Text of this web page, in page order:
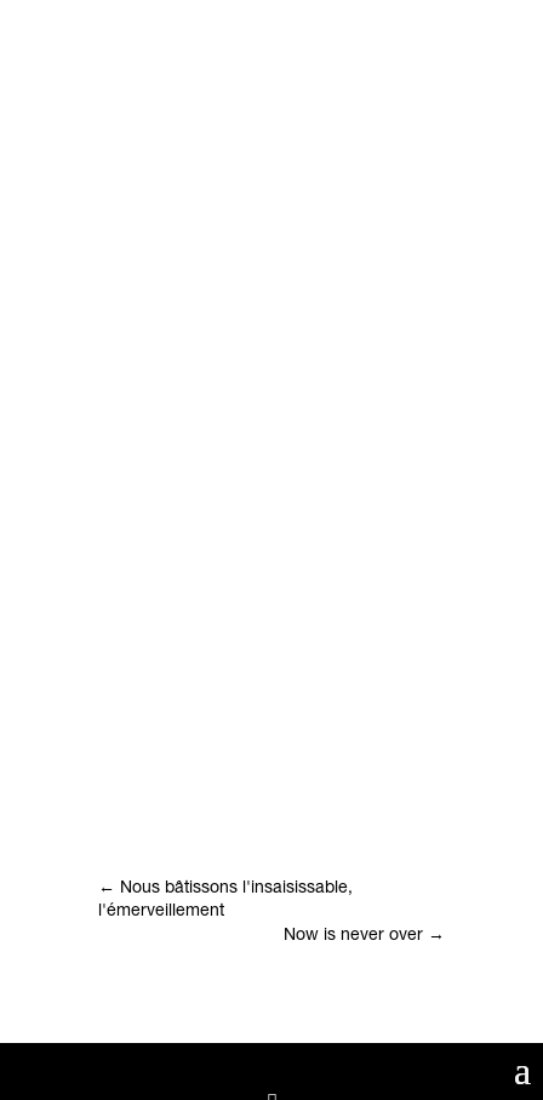
← Nous bâtissons l'insaisissable,
l'émerveillement
Now is never over →